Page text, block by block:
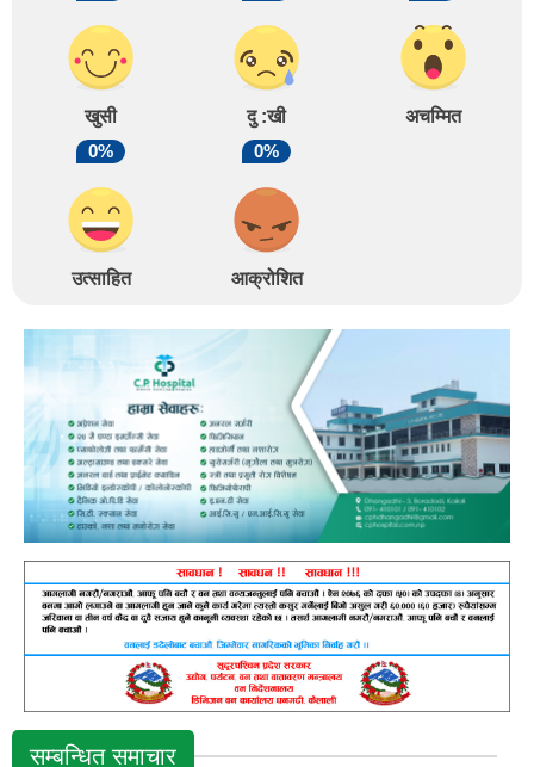
खुसी दु :खी
अचम्मित
0%
उत्साहित
0%
आक्रोशित
सम्बन्धित समाचार